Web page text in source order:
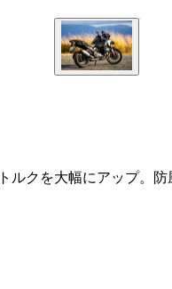
クを大幅にアップ。